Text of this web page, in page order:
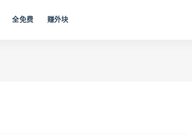
全免费 赚外块